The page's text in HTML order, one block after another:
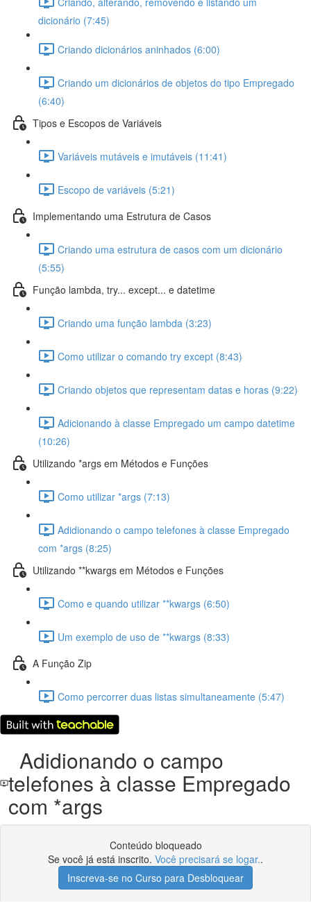
dicionário (7:45)
Criando dicionários aninhados (6:00)
Criando um dicionários de objetos do tipo Empregado
(6:40)
Tipos e Escopos de Variáveis
Variáveis mutáveis e imutáveis (11:41)
Escopo de variáveis (5:21)
Implementando uma Estrutura de Casos
Criando uma estrutura de casos com um dicionário
(5:55)
Função lambda, try... except... e datetime
Criando uma função lambda (3:23)
Como utilizar o comando try except (8:43)
Criando objetos que representam datas e horas (9:22)
Adicionando à classe Empregado um campo datetime
(10:26)
Utilizando *args em Métodos e Funções
Como utilizar *args (7:13)
Adidionando o campo telefones à classe Empregado
com *args (8:25)
Utilizando **kwargs em Métodos e Funções
Como e quando utilizar **kwargs (6:50)
Um exemplo de uso de **kwargs (8:33)
A Função Zip
Como percorrer duas listas simultaneamente (5:47)
Adidionando o campo
telefones à classe Empregado
com *args
Conteúdo bloqueado
Se você já está inscrito. Você precisará se logar..
Inscreva-se no Curso para Desbloquear